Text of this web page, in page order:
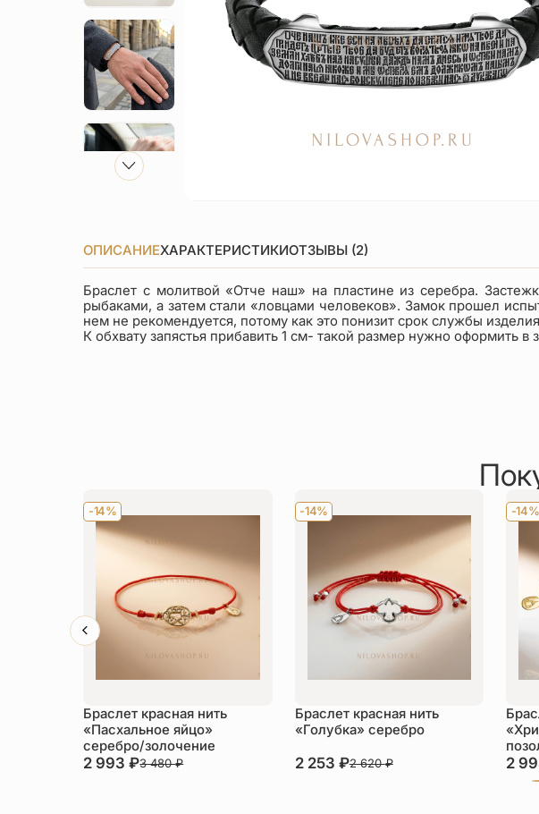
ОПИСАНИЕХАРАКТЕРИСТИКИОТЗЫВЫ (2)
Браслет с молитвой «Отче наш» на пластине из серебра.
рыбаками, а затем стали «ловцами человеков». Замок прошел
нем не рекомендуется, потому как это понизит срок службы
К обхвату запястья прибавить 1 см- такой размер нужно оформить в
-14%
Браслет красная нить
«Пасхальное яйцо»
серебро/золочение
2 993₽3 480₽
-14%
Браслет красная нить
«Голубка» серебро
2 253 ₽2 620₽
-14%
2